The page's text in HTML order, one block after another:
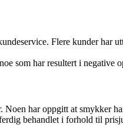
Flere kunder
som har resultert i negative
har oppgitt at smykker
behandlet i forhold til